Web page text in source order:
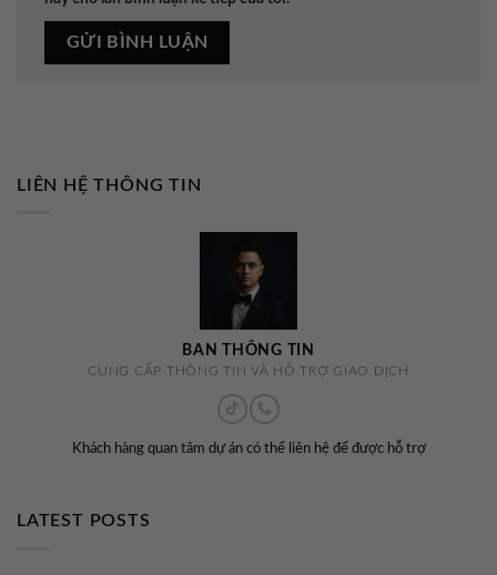
LIÊN HỆ THÔNG TIN
BAN THÔNG TIN
CUNG CẤP THÔNG TIN VÀ HỖ TRỢ GIAO DỊCH
Khách hàng quan tâm dự án có thể liên hệ để được hỗ trợ
LATEST POSTS